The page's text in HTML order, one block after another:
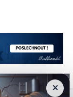
fiskálním čtvrtletí
×